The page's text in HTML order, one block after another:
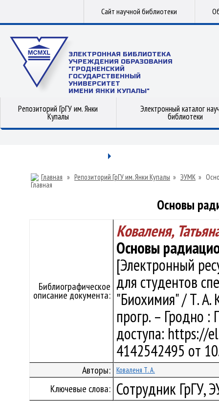
Сайт научной библиотеки
ЭЛЕКТРОННАЯ БИБЛИОТЕКА
УЧРЕЖДЕНИЯ ОБРАЗОВАНИЯ
"ГРОДНЕНСКИЙ
ГОСУДАРСТВЕННЫЙ
УНИВЕРСИТЕТ
ИМЕНИ ЯНКИ КУПАЛЫ"
Репозиторий ГрГУ им. Янки
Купалы
Электронный каталог
библиотеки
Главная » Репозиторий ГрГУ им. Янки Купалы » ЭУМК »
Основы
Библиографическое
описание документа:
Коваленя,
Основы
[Электронный
для студентов
"Биохимия" / Т. А.
прогр. – Гродно
доступа: https://
4142542495 от
Авторы: Коваленя Т. А.
Ключевые слова: Сотрудник ГрГУ,